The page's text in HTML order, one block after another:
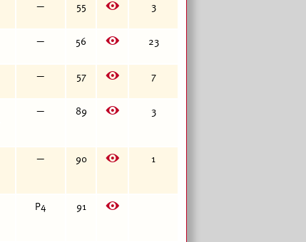
— 55 E 3
— 56 E 23
— 57 E 7
— 89 E 3
— 90 E 1
Р4 91 E